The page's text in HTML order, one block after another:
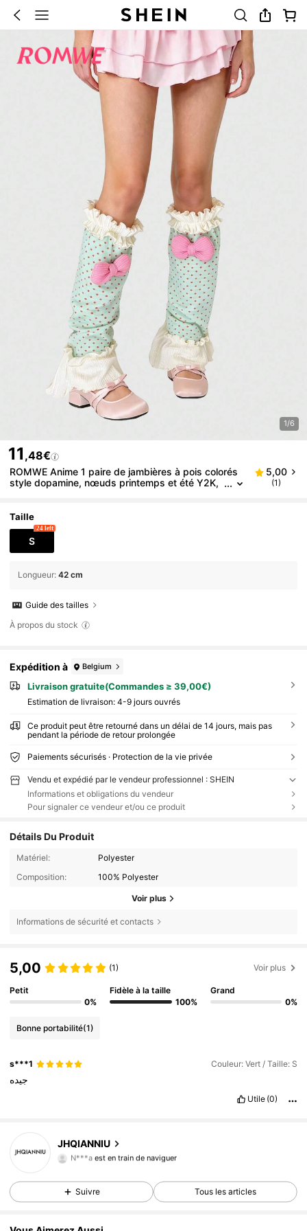
1/6
11 ,48€
ROMWE Anime 1 paire de jambières à pois colorés
style dopamine, nœuds printemps et été Y2K,
fêtes
5,00
(1)
Taille
S
24 left
Longueur: 42 cm
Guide des tailles
À propos du stock
Expédition à Belgium
Livraison gratuite(Commandes ≥ 39,00€)
Estimation de livraison: 4-9 jours ouvrés
Ce produit peut être retourné dans un délai de 14 jours, mais pas
pendant la période de retour prolongée
Paiements sécurisés · Protection de la vie privée
Vendu et expédié par le vendeur professionnel : SHEIN
Informations et obligations du vendeur
Pour signaler ce vendeur et/ou ce produit
Détails Du Produit
Matériel:
Polyester
Composition:
100% Polyester
Voir plus
Informations de sécurité et contacts
5,00 (1) Voir plus
Petit
0%
Fidèle à la taille
100%
Grand
0%
Bonne portabilité(1)
s***1 Couleur: Vert / Taille: S
جيده
Utile (0)
JHQIANNIU
N***aest en train de naviguer
4,86
6.9K Suiveurs
4,86 6.9K Suiveurs
4,86 6.9K Suiveurs
4,86 6.9K Suiveurs
Suivre Tous les articles